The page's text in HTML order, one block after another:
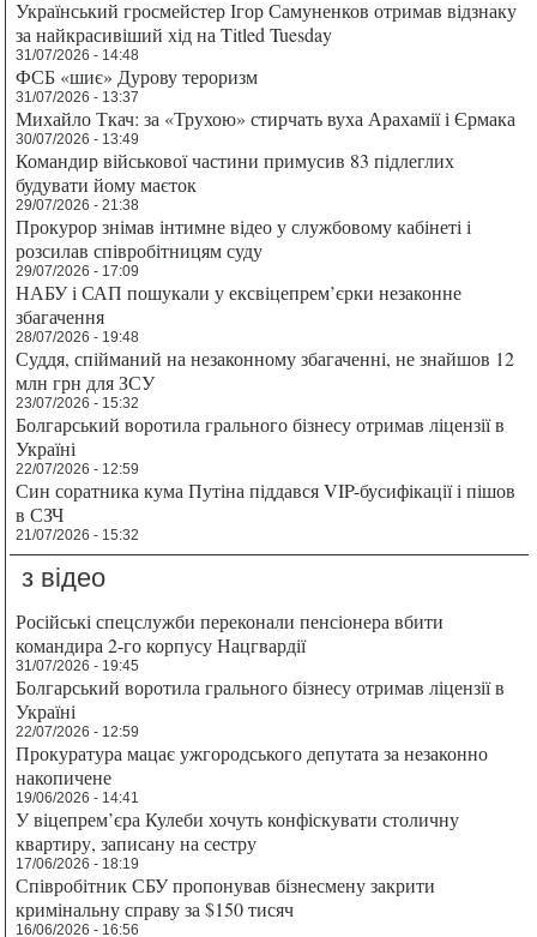
Український гросмейстер Ігор Самуненков отримав відзнаку
за найкрасивіший хід на Titled Tuesday
31/07/2026 - 14:48
ФСБ «шиє» Дурову тероризм
31/07/2026 - 13:37
Михайло Ткач: за «Трухою» стирчать вуха Арахамії і Єрмака
30/07/2026 - 13:49
Командир військової частини примусив 83 підлеглих
будувати йому маєток
29/07/2026 - 21:38
Прокурор знімав інтимне відео у службовому кабінеті і
розсилав співробітницям суду
29/07/2026 - 17:09
НАБУ і САП пошукали у ексвіцепрем’єрки незаконне
збагачення
28/07/2026 - 19:48
Суддя, спійманий на незаконному збагаченні, не знайшов 12
млн грн для ЗСУ
23/07/2026 - 15:32
Болгарський воротила грального бізнесу отримав ліцензії в
Україні
22/07/2026 - 12:59
Син соратника кума Путіна піддався VIP-бусифікації і пішов
в СЗЧ
21/07/2026 - 15:32
з відео
Російські спецслужби переконали пенсіонера вбити
командира 2-го корпусу Нацгвардії
31/07/2026 - 19:45
Болгарський воротила грального бізнесу отримав ліцензії в
Україні
22/07/2026 - 12:59
Прокуратура мацає ужгородського депутата за незаконно
накопичене
19/06/2026 - 14:41
У віцепрем’єра Кулеби хочуть конфіскувати столичну
квартиру, записану на сестру
17/06/2026 - 18:19
Співробітник СБУ пропонував бізнесмену закрити
кримінальну справу за $150 тисяч
16/06/2026 - 16:56